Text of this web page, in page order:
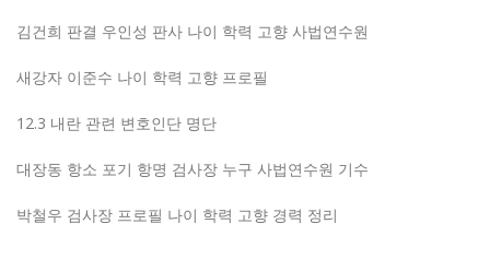
김건희 판결 우인성 판사 나이 학력 고향 사법연수원
새강자 이준수 나이 학력 고향 프로필
12.3 내란 관련 변호인단 명단
대장동 항소 포기 항명 검사장 누구 사법연수원 기수
박철우 검사장 프로필 나이 학력 고향 경력 정리